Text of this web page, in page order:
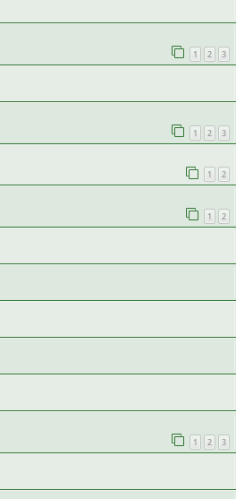
1 2 3
1 2 3
1 2
1 2
1 2 3